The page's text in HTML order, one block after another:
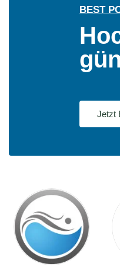
BEST
Jetzt